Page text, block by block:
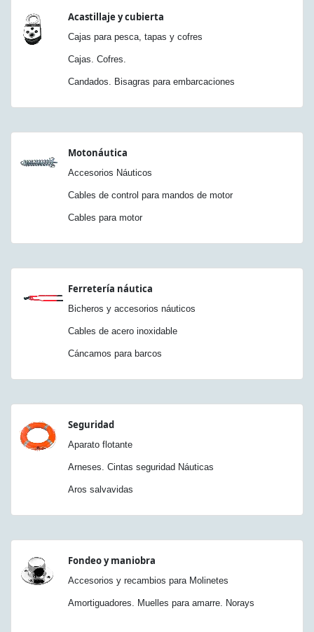
Acastillaje y cubierta
Cajas para pesca, tapas y cofres
Cajas. Cofres.
Candados. Bisagras para embarcaciones
Motonáutica
Accesorios Náuticos
Cables de control para mandos de motor
Cables para motor
Ferretería náutica
Bicheros y accesorios náuticos
Cables de acero inoxidable
Cáncamos para barcos
Seguridad
Aparato flotante
Arneses. Cintas seguridad Náuticas
Aros salvavidas
Fondeo y maniobra
Accesorios y recambios para Molinetes
Amortiguadores. Muelles para amarre. Norays